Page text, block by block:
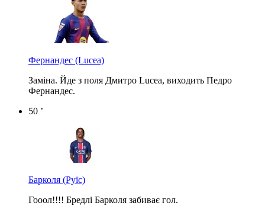
Фернандес (Lucea)
Заміна. Йде з поля Дмитро Lucea, виходить Педро
Фернандес.
50 ’
Барколя (Руїс)
Гооол!!!! Бредлі Барколя забиває гол.